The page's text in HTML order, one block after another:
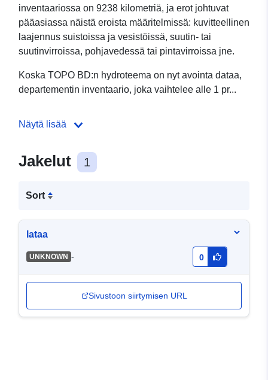
inventaariossa on 9238 kilometriä, ja erot johtuvat
pääasiassa näistä eroista määritelmissä: kuvitteellinen
laajennus suistoissa ja vesistöissä, suutin- tai
suutinvirroissa, pohjavedessä tai pintavirroissa jne.
Koska TOPO BD:n hydroteema on nyt avointa dataa,
departementin inventaario, joka vaihtelee alle 1 pr...
Näytä lisää
Jakelut 1
Sort
lataa
UNKNOWN - 0
Sivustoon siirtymisen URL